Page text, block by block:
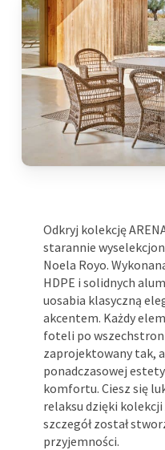
Odkryj kolekcję
starannie
Noela Royo.
HDPE i solidnych
uosabia klasyczną
akcentem. Każdy
foteli po
zaprojektowany tak,
ponadczasowej
komfortu. Ciesz się
relaksu dzięki kolekcji
szczegół został
przyjemności.